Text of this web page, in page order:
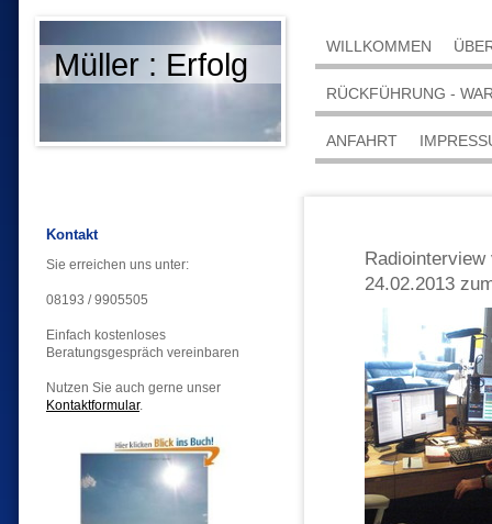
Müller : Erfolg
Kontakt
Sie erreichen uns unter:
08193 / 9905505
Einfach kostenloses
Beratungsgespräch vereinbaren
Nutzen Sie auch gerne unser
Kontaktformular.
WILLKOMMEN
RÜCKFÜHRUNG -
ANFAHRT
24.02.2013